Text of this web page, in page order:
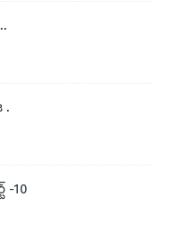
.
-10